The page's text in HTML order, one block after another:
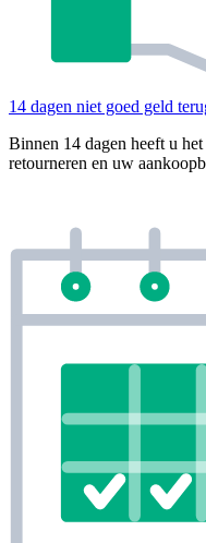
14 dagen niet goed geld
Binnen 14 dagen heeft u
retourneren en uw